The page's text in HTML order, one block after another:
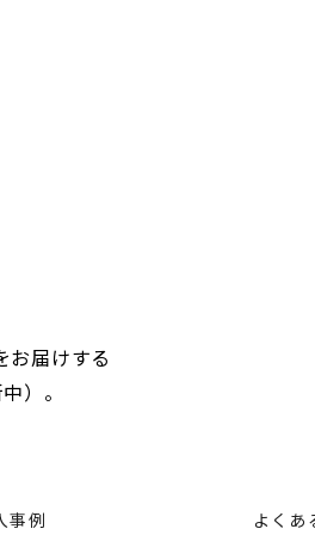
お届けする
）。
事例 よくあ